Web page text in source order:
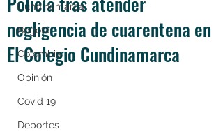
Cundinamarca
Bogotá
Colombia
Opinión
Covid 19
Deportes
negligencia de cuarentena en
El Colegio Cundinamarca